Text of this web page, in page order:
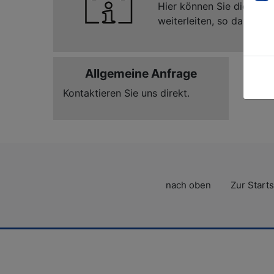
Hier können Sie diese
weiterleiten, so dass Ihr
Allgemeine Anfrage
Kontaktieren Sie uns direkt.
nach oben Zur